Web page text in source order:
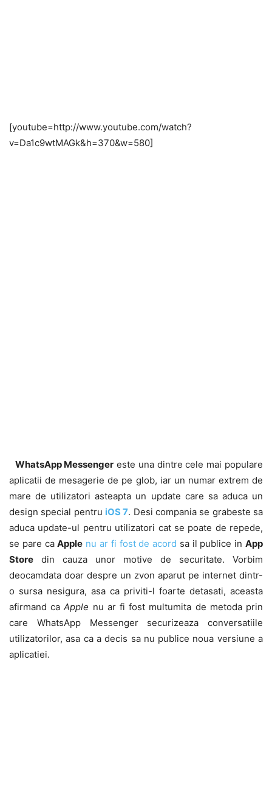
[youtube=http://www.youtube.com/watch?
v=Da1c9wtMAGk&h=370&w=580]
WhatsApp Messenger este una dintre cele mai populare
aplicatii de mesagerie de pe glob, iar un numar extrem de
mare de utilizatori asteapta un update care sa aduca un
design special pentru iOS 7. Desi compania se grabeste sa
aduca update-ul pentru utilizatori cat se poate de repede,
se pare caApple nu ar fi fost de acord sa il publice inApp
Store din cauza unor motive de securitate. Vorbim
deocamdata doar despre un zvon aparut pe internet dintr-
o sursa nesigura, asa ca priviti-l foarte detasati, aceasta
afirmand caApple nu ar fi fost multumita de metoda prin
care WhatsApp Messenger securizeaza conversatiile
utilizatorilor, asa ca a decis sa nu publice noua versiune a
aplicatiei.